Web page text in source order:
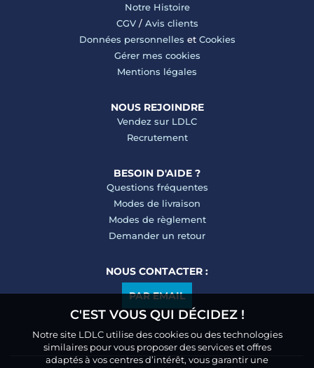
C'EST VOUS QUI DÉCIDEZ !
Notre site LDLC utilise des cookies ou des technologies
similaires pour vous proposer des services et offres
adaptés à vos centres d’intérêt, vous garantir une
Notre Histoire
CGV/ Avis clients
Données personnelles et Cookies
Gérer mes cookies
Mentions légales
NOUS REJOINDRE
Vendez sur LDLC
Recrutement
BESOIN D'AIDE ?
Questions fréquentes
Modes de livraison
Modes de règlement
Demander un retour
NOUS CONTACTER :
PAR EMAIL